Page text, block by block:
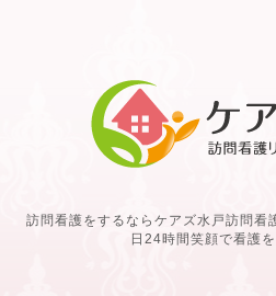
訪問看護をするならケアズ水戸訪問看
日24時間笑顔で看護